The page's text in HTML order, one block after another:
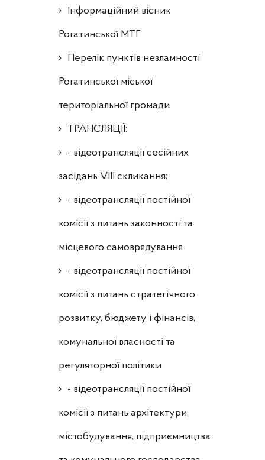
Інформаційний вісник
Рогатинської МТГ
Перелік пунктів незламності
Рогатинської міської
територіальної громади
ТРАНСЛЯЦІЇ:
- відеотрансляції сесійних
засідань VIII скликання;
- відеотрансляції постійної
комісії з питань законності та
місцевого самоврядування
- відеотрансляції постійної
комісії з питань стратегічного
розвитку, бюджету і фінансів,
комунальної власності та
регуляторної політики
- відеотрансляції постійної
комісії з питань архітектури,
містобудування, підприємництва